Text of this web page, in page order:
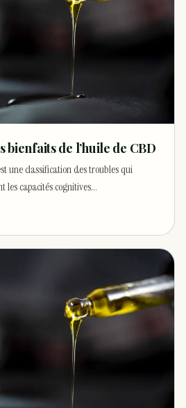
bienfaits de l’huile de CBD
une classification des troubles qui
les capacités cognitives…